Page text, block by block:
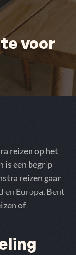
voor
reizen op het
is een begrip
reizen gaan
en Europa. Bent
of